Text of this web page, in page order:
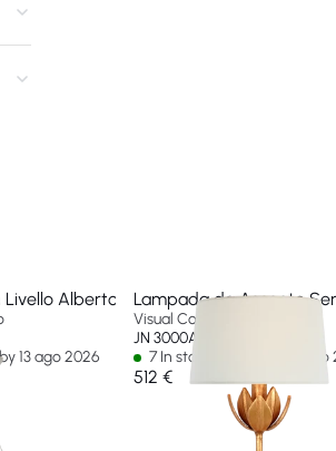
Livello Alberto grande
13 ago 2026
Lampada da Accento
Visual Comfort & Co
JN 3000AGL-L-CL-EU
7 In stock - Ships by 13 ago
512 €